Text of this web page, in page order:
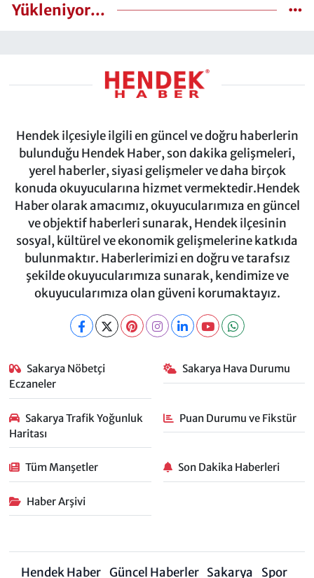
Yükleniyor...
Hendek ilçesiyle ilgili en güncel ve doğru haberlerin
bulunduğu Hendek Haber, son dakika gelişmeleri,
yerel haberler, siyasi gelişmeler ve daha birçok
konuda okuyucularına hizmet vermektedir.Hendek
Haber olarak amacımız, okuyucularımıza en güncel
ve objektif haberleri sunarak, Hendek ilçesinin
sosyal, kültürel ve ekonomik gelişmelerine katkıda
bulunmaktır. Haberlerimizi en doğru ve tarafsız
şekilde okuyucularımıza sunarak, kendimize ve
okuyucularımıza olan güveni korumaktayız.
Sakarya Nöbetçi
Eczaneler
Sakarya Hava Durumu
Sakarya Trafik Yoğunluk
Haritası
Puan Durumu ve Fikstür
Tüm Manşetler Son Dakika Haberleri
Haber Arşivi
Hendek Haber Güncel Haberler Sakarya Spor